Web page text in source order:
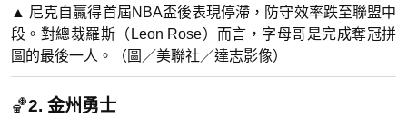
▲ 尼克自贏得首屆NBA盃後表現停滯，防守效率跌至聯盟中
段。對總裁羅斯（Leon Rose）而言，字母哥是完成奪冠拼
圖的最後一人。（圖／美聯社／達志影像）
🏀2. 金州勇士